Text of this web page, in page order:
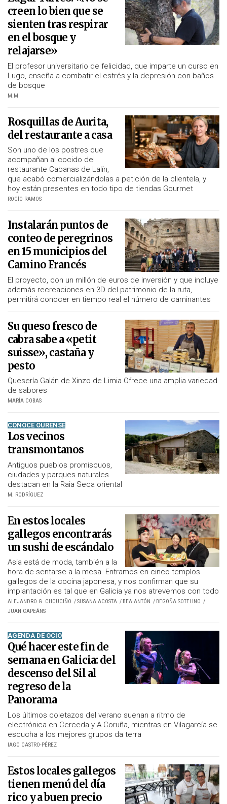
creen lo bien que se
sienten tras respirar
en el bosque y
relajarse»
El profesor universitario de felicidad, que imparte un curso en
Lugo, enseña a combatir el estrés y la depresión con baños
de bosque
M.M
Rosquillas de Aurita,
del restaurante a casa
Son uno de los postres que
acompañan al cocido del
restaurante Cabanas de Lalín,
que acabó comercializándolas a petición de la clientela, y
hoy están presentes en todo tipo de tiendas Gourmet
ROCÍO RAMOS
Instalarán puntos de
conteo de peregrinos
en 15 municipios del
Camino Francés
El proyecto, con un millón de euros de inversión y que incluye
además recreaciones en 3D del patrimonio de la ruta,
permitirá conocer en tiempo real el número de caminantes
Su queso fresco de
cabra sabe a «petit
suisse», castaña y
pesto
Quesería Galán de Xinzo de Limia Ofrece una amplia variedad
de sabores
MARÍA COBAS
CONOCE OURENSE
Los vecinos
transmontanos
Antiguos pueblos promiscuos,
ciudades y parques naturales
destacan en la Raia Seca oriental
M. RODRÍGUEZ
En estos locales
gallegos encontrarás
un sushi de escándalo
Asia está de moda, también a la
hora de sentarse a la mesa. Entramos en cinco templos
gallegos de la cocina japonesa, y nos confirman que su
implantación es tal que en Galicia ya nos atrevemos con todo
ALEJANDRO G. CHOUCIÑO SUSANA ACOSTA BEA ANTÓN
BEGOÑA SOTELINO
JUAN CAPEÁNS
AGENDA DE OCIO
Qué hacer este fin de
semana en Galicia: del
descenso del Sil al
regreso de la
Panorama
Los últimos coletazos del verano suenan a ritmo de
electrónica en Cerceda y A Coruña, mientras en Vilagarcía se
escucha a los mejores grupos da terra
IAGO CASTRO-PÉREZ
Estos locales gallegos
tienen menú del día
rico y a buen precio